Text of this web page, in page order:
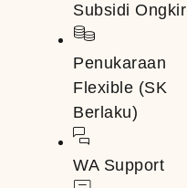
Subsidi Ongkir
Penukaraan
Flexible (SK
Berlaku)
WA Support